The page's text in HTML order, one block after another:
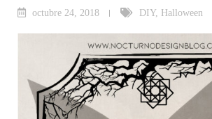
octubre 24, 2018 DIY, Halloween